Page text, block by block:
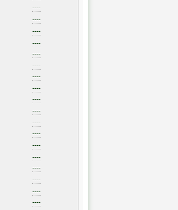
----
----
----
----
----
----
----
----
----
----
----
----
----
----
----
----
----
----